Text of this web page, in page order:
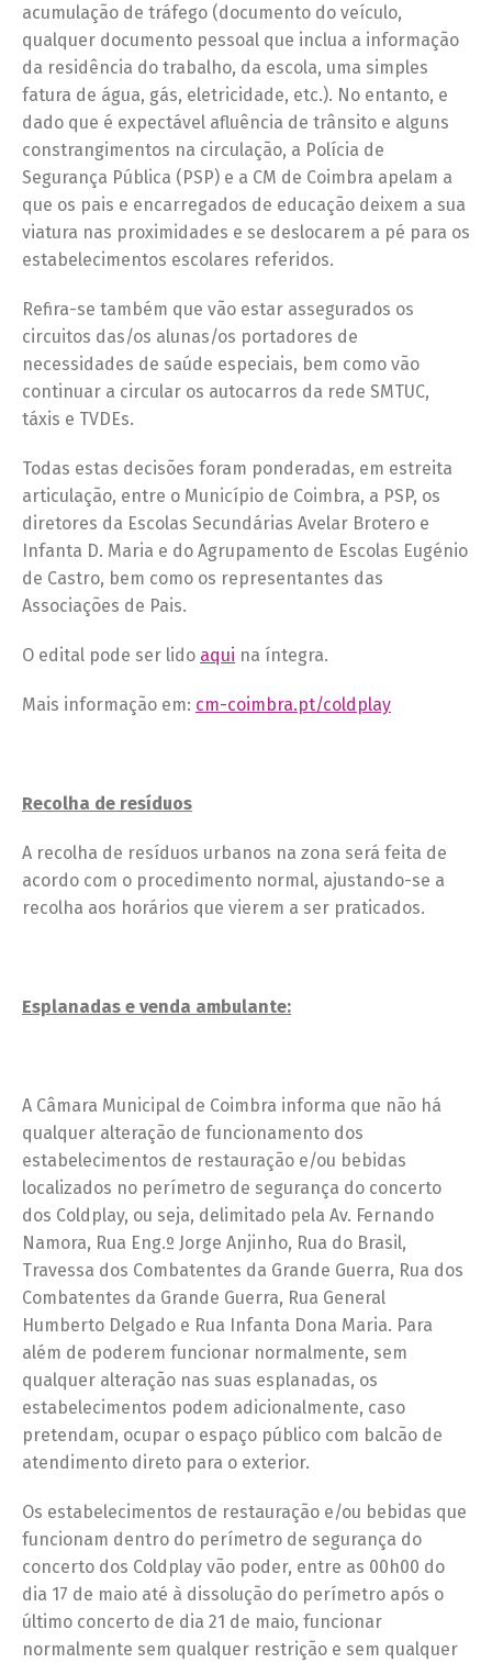
acumulação de tráfego (documento do veículo,
qualquer documento pessoal que inclua a informação
da residência do trabalho, da escola, uma simples
fatura de água, gás, eletricidade, etc.). No entanto, e
dado que é expectável afluência de trânsito e alguns
constrangimentos na circulação, a Polícia de
Segurança Pública (PSP) e a CM de Coimbra apelam a
que os pais e encarregados de educação deixem a sua
viatura nas proximidades e se deslocarem a pé para os
estabelecimentos escolares referidos.
Refira-se também que vão estar assegurados os
circuitos das/os alunas/os portadores de
necessidades de saúde especiais, bem como vão
continuar a circular os autocarros da rede SMTUC,
táxis e TVDEs.
Todas estas decisões foram ponderadas, em estreita
articulação, entre o Município de Coimbra, a PSP, os
diretores da Escolas Secundárias Avelar Brotero e
Infanta D. Maria e do Agrupamento de Escolas Eugénio
de Castro, bem como os representantes das
Associações de Pais.
O edital pode ser lido aqui na íntegra.
Mais informação em: cm-coimbra.pt/coldplay
Recolha de resíduos
A recolha de resíduos urbanos na zona será feita de
acordo com o procedimento normal, ajustando-se a
recolha aos horários que vierem a ser praticados.
Esplanadas e venda ambulante:
A Câmara Municipal de Coimbra informa que não há
qualquer alteração de funcionamento dos
estabelecimentos de restauração e/ou bebidas
localizados no perímetro de segurança do concerto
dos Coldplay, ou seja, delimitado pela Av. Fernando
Namora, Rua Eng.º Jorge Anjinho, Rua do Brasil,
Travessa dos Combatentes da Grande Guerra, Rua dos
Combatentes da Grande Guerra, Rua General
Humberto Delgado e Rua Infanta Dona Maria. Para
além de poderem funcionar normalmente, sem
qualquer alteração nas suas esplanadas, os
estabelecimentos podem adicionalmente, caso
pretendam, ocupar o espaço público com balcão de
atendimento direto para o exterior.
Os estabelecimentos de restauração e/ou bebidas que
funcionam dentro do perímetro de segurança do
concerto dos Coldplay vão poder, entre as 00h00 do
dia 17 de maio até à dissolução do perímetro após o
último concerto de dia 21 de maio, funcionar
normalmente sem qualquer restrição e sem qualquer